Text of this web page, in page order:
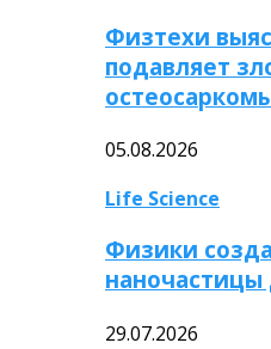
Физтехи
подавляет
05.08.2026
Life Science
Физики
наночастицы
29.07.2026